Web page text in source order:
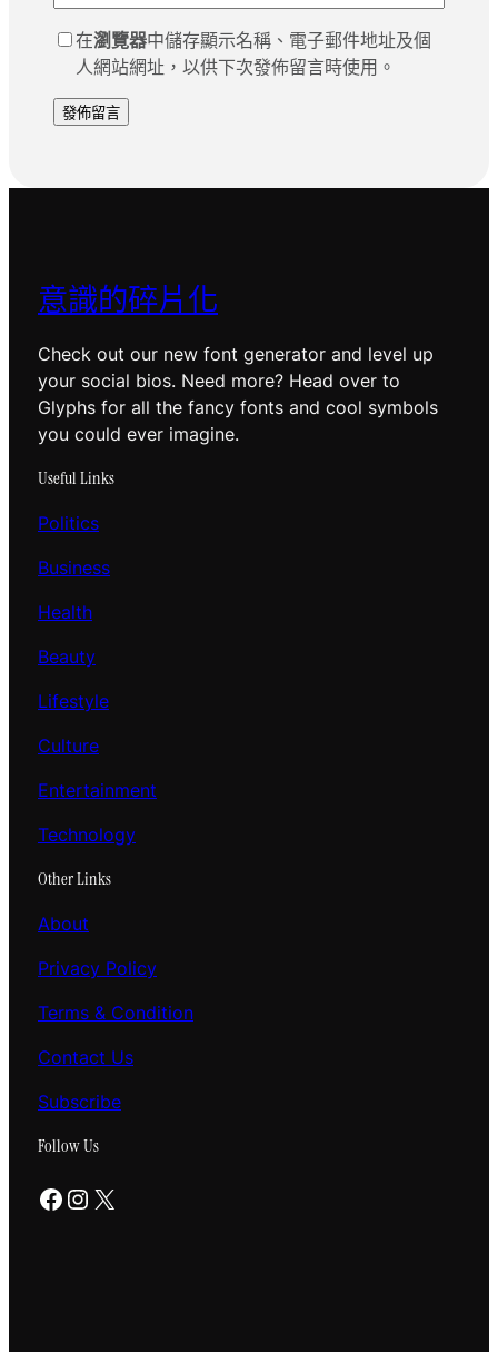
在瀏覽器中儲存顯示名稱、電子郵件地址及個
人網站網址，以供下次發佈留言時使用。
意識的碎片化
Check out our new font generator and level up
your social bios. Need more? Head over to
Glyphs for all the fancy fonts and cool symbols
you could ever imagine.
Useful Links
Politics
Business
Health
Beauty
Lifestyle
Culture
Entertainment
Technology
Other Links
About
Privacy Policy
Terms & Condition
Contact Us
Subscribe
Follow Us
Facebook Instagram X